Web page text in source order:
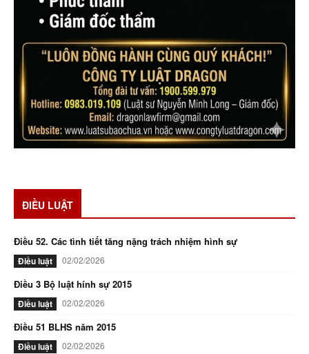
ĐIỀU LUẬT
Điều 52. Các tình tiết tăng nặng trách nhiệm hình sự
Điều luật 02/02/2026
Điều 3 Bộ luật hính sự 2015
Điều luật 02/02/2026
Điều 51 BLHS năm 2015
Điều luật 02/02/2026